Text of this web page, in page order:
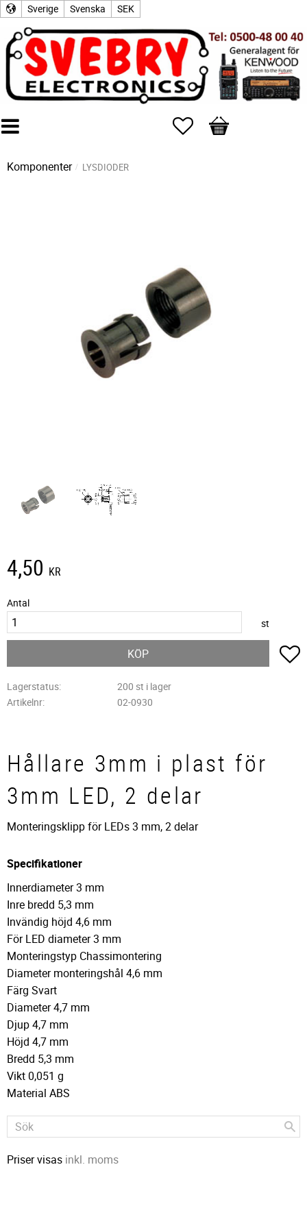
Sverige Svenska SEK
Favoriter
Kundvagn
Komponenter LYSDIODER
4,50 KR
Antal
st
KÖP
Lagerstatus
200 st i lager
Artikelnr
02-0930
Hållare 3mm i plast för
3mm LED, 2 delar
Monteringsklipp för LEDs 3 mm, 2 delar
Specifikationer
Innerdiameter 3 mm
Inre bredd 5,3 mm
Invändig höjd 4,6 mm
För LED diameter 3 mm
Monteringstyp Chassimontering
Diameter monteringshål 4,6 mm
Färg Svart
Diameter 4,7 mm
Djup 4,7 mm
Höjd 4,7 mm
Bredd 5,3 mm
Vikt 0,051 g
Material ABS
Priser visas inkl. moms